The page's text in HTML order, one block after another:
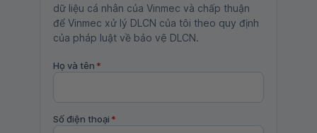
dữ liệu cá nhân của Vinmec và chấp thuận
để Vinmec xử lý DLCN của tôi theo quy định
của pháp luật về bảo vệ DLCN.
Họ và tên *
Số điện thoại *